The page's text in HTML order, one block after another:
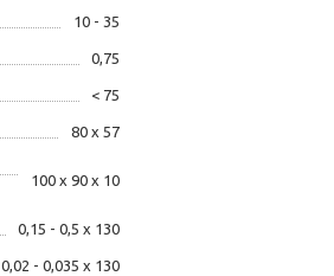
10 - 35
0,75
< 75
80 х 57
100 х 90 х 10
0,15 - 0,5 х 130
0,02 - 0,035 х 130